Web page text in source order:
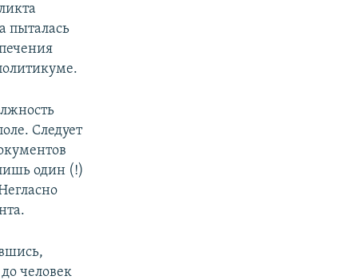
пыталась
Следует
один (!)
человек